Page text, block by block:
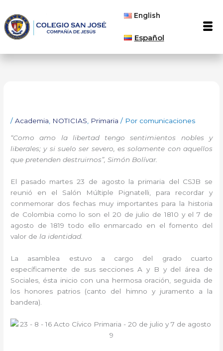
contenido
English
Español
/Academia NOTICIAS Primaria / Por comunicaciones
“Como amo la libertad tengo sentimientos nobles y
liberales; y si suelo ser severo, es solamente con aquellos
que pretenden destruirnos”, Simón Bolívar.
El pasado martes 23 de agosto la primaria del CSJB se
reunió en el Salón Múltiple Pignatelli, para recordar y
conmemorar dos fechas muy importantes para la historia
de Colombia como lo son el 20 de julio de 1810 y el 7 de
agosto de 1819 todo ello enmarcado en el fomento del
valor de la identidad.
La asamblea estuvo a cargo del grado cuarto
específicamente de sus secciones A y B y del área de
Sociales, ésta inicio con una hermosa oración, seguida de
los honores patrios (canto del himno y juramento a la
bandera).